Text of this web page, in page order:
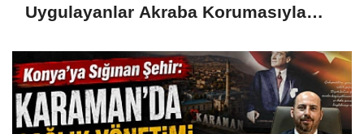
Uygulayanlar Akraba Korumasıyla